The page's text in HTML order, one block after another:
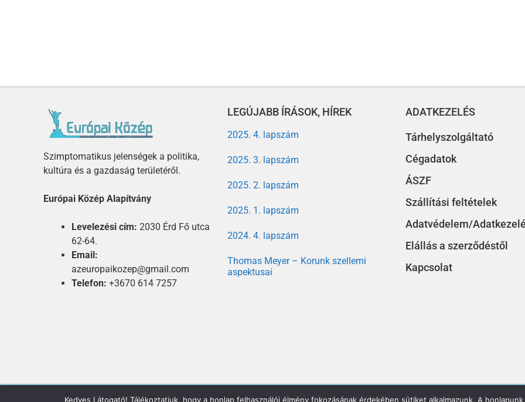
Szimptomatikus jelenségek a politika,
kultúra és a gazdaság területéről.
Európai Közép Alapítvány
Levelezési cím: 2030 Érd Fő utca
62-64.
Email:
azeuropaikozep@gmail.com
Telefon: +3670 614 7257
LEGÚJABB ÍRÁSOK, HÍREK
2025. 4. lapszám
2025. 3. lapszám
2025. 2. lapszám
2025. 1. lapszám
2024. 4. lapszám
Thomas Meyer – Korunk szellemi
aspektusai
ADATKEZELÉS
Tárhelyszolgáltató
Cégadatok
ÁSZF
Szállítási feltételek
Adatvédelem/
Elállás a szerződéstől
Kapcsolat
Kedves Látogató! Tájékoztatjuk, hogy a honlap felhasználói élmény fokozásának érdekében sütiket alkalmazunk. A